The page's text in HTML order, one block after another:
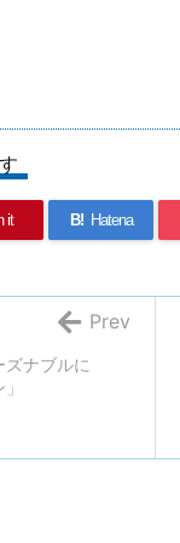
it B! Hatena
ズナブルに
Prev